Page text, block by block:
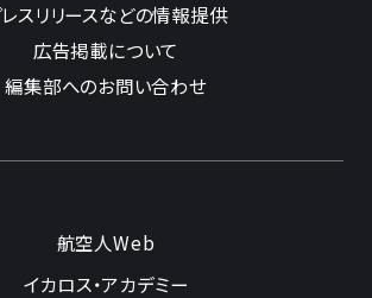
スリリースなどの情報提供
広告掲載について
編集部へのお問い合わせ
航空人Web
イカロス・アカデミー